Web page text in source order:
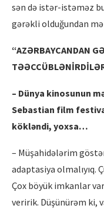
sən də istər-istəməz
gərəkli olduğundan
“AZƏRBAYCANDAN
– Dünya kinosunun
Sebastian film
kökləndi, yoxsa…
– Müşahidələrim
adaptasiya olmalıyıq.
Çox böyük imkanlar
veririk. Düşünürəm ki,